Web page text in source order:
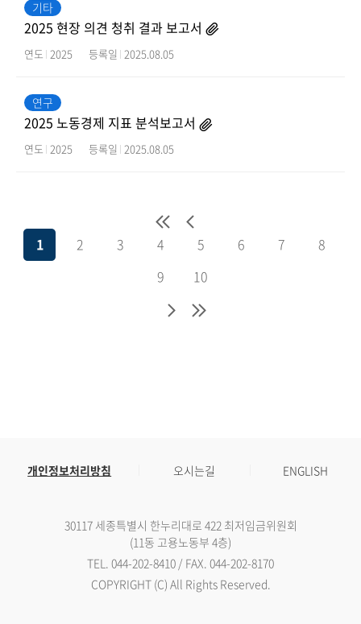
기타
2025 현장 의견 청취 결과 보고서
연도 2025 등록일 2025.08.05
연구
2025 노동경제 지표 분석보고서
연도 2025 등록일 2025.08.05
1 2 3 4 5 6 7
8
9
10
개인정보처리방침 오시는길 ENGLISH
30117 세종특별시 한누리대로 422 최저임금위원회
(11동 고용노동부 4층)
TEL. 044-202-8410 / FAX. 044-202-8170
COPYRIGHT (C) All Rights Reserved.